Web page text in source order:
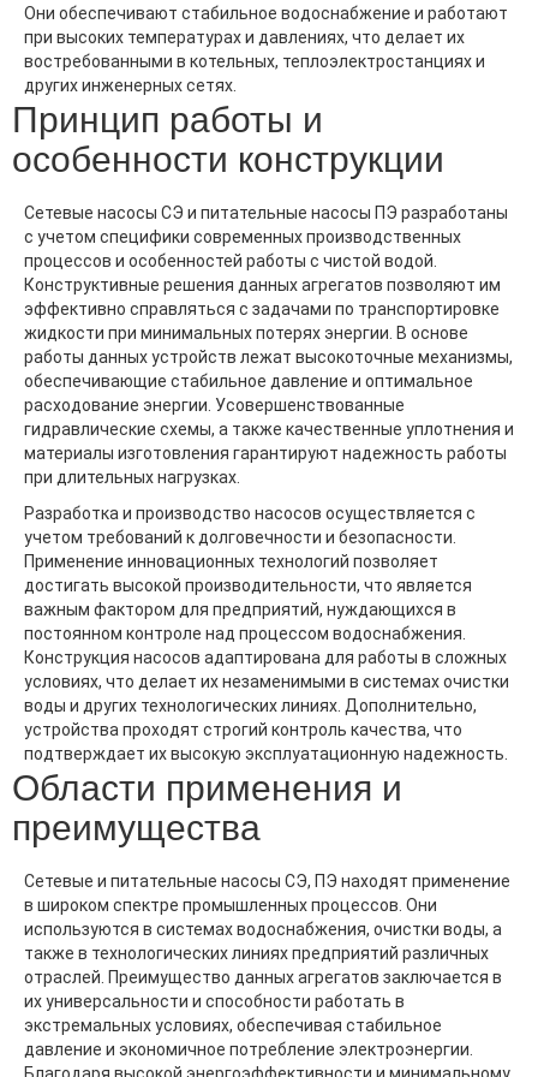
Они обеспечивают стабильное водоснабжение и работают
при высоких температурах и давлениях, что делает их
востребованными в котельных, теплоэлектростанциях и
других инженерных сетях.
Принцип работы и
особенности конструкции
Сетевые насосы СЭ и питательные насосы ПЭ разработаны
с учетом специфики современных производственных
процессов и особенностей работы с чистой водой.
Конструктивные решения данных агрегатов позволяют им
эффективно справляться с задачами по транспортировке
жидкости при минимальных потерях энергии. В основе
работы данных устройств лежат высокоточные механизмы,
обеспечивающие стабильное давление и оптимальное
расходование энергии. Усовершенствованные
гидравлические схемы, а также качественные уплотнения и
материалы изготовления гарантируют надежность работы
при длительных нагрузках.
Разработка и производство насосов осуществляется с
учетом требований к долговечности и безопасности.
Применение инновационных технологий позволяет
достигать высокой производительности, что является
важным фактором для предприятий, нуждающихся в
постоянном контроле над процессом водоснабжения.
Конструкция насосов адаптирована для работы в сложных
условиях, что делает их незаменимыми в системах очистки
воды и других технологических линиях. Дополнительно,
устройства проходят строгий контроль качества, что
подтверждает их высокую эксплуатационную надежность.
Области применения и
преимущества
Сетевые и питательные насосы СЭ, ПЭ находят применение
в широком спектре промышленных процессов. Они
используются в системах водоснабжения, очистки воды, а
также в технологических линиях предприятий различных
отраслей. Преимущество данных агрегатов заключается в
их универсальности и способности работать в
экстремальных условиях, обеспечивая стабильное
давление и экономичное потребление электроэнергии.